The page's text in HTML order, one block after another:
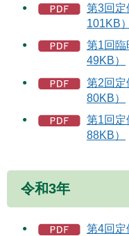
第3回定
101KB）
第1回臨
49KB）
第2回定
80KB）
第1回定
88KB）
令和3年
第4回定